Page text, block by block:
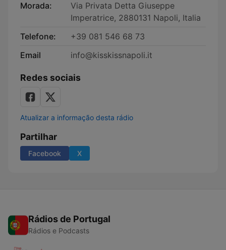
Morada:
Via Privata Detta Giuseppe
Imperatrice, 2880131 Napoli, Italia
Telefone:
+39 081 546 68 73
Email
info@kisskissnapoli.it
Redes sociais
Atualizar a informação desta rádio
Partilhar
Facebook X
Rádios de Portugal
Rádios e Podcasts